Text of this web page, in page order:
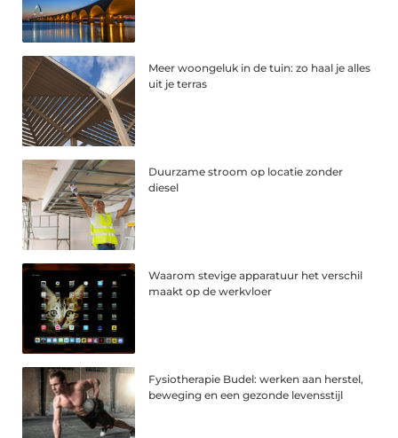
Meer woongeluk in de tuin: zo haal je alles
uit je terras
Duurzame stroom op locatie zonder
diesel
Waarom stevige apparatuur het verschil
maakt op de werkvloer
Fysiotherapie Budel: werken aan herstel,
beweging en een gezonde levensstijl